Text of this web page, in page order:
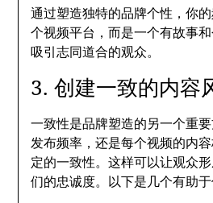
通过塑造独特的品牌个性，你
个视频平台，而是一个有故事
吸引志同道合的观众。
3. 创建一致的内容
一致性是品牌塑造的另一个重
发布频率，还是每个视频的内
定的一致性。这样可以让观众
们的忠诚度。以下是几个有助